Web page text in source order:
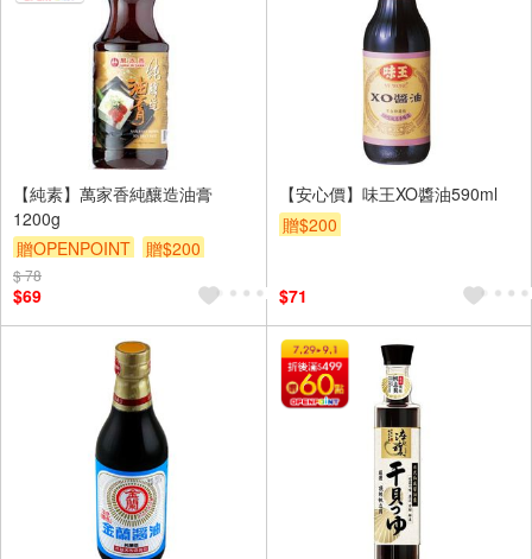
【純素】萬家香純釀造油膏
1200g
贈OPENPOINT
贈$200
$ 78
$69
【安心價】味王XO醬油590ml
贈$200
$71